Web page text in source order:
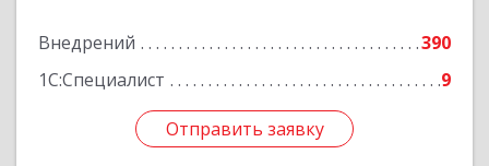
Внедрений
390
1С:Специалист
9
Отправить заявку
Отправить заявку